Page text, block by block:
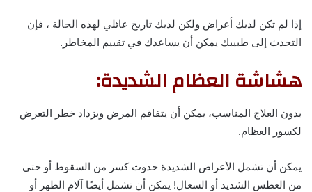
إذا لم تكن لديك أعراض ولكن لديك تاريخ عائلي لهذه الحالة ، فإن
التحدث إلى طبيبك يمكن أن يساعدك في تقييم المخاطر.
هشاشة العظام الشديدة:
بدون العلاج المناسب، يمكن أن يتفاقم المرض ويزداد خطر التعرض
لكسور العظام.
يمكن أن تشمل الأعراض الشديدة حدوث كسر من السقوط أو حتى
من العطس الشديد أو السعال! يمكن أن تشمل أيضًا آلام الظهر أو